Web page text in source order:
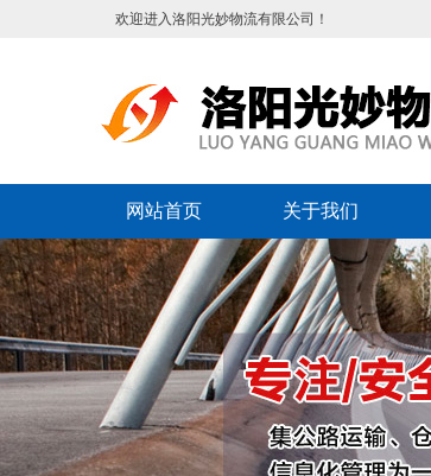
欢迎进入洛阳光妙物流有限公司！
网站首页 关于我们